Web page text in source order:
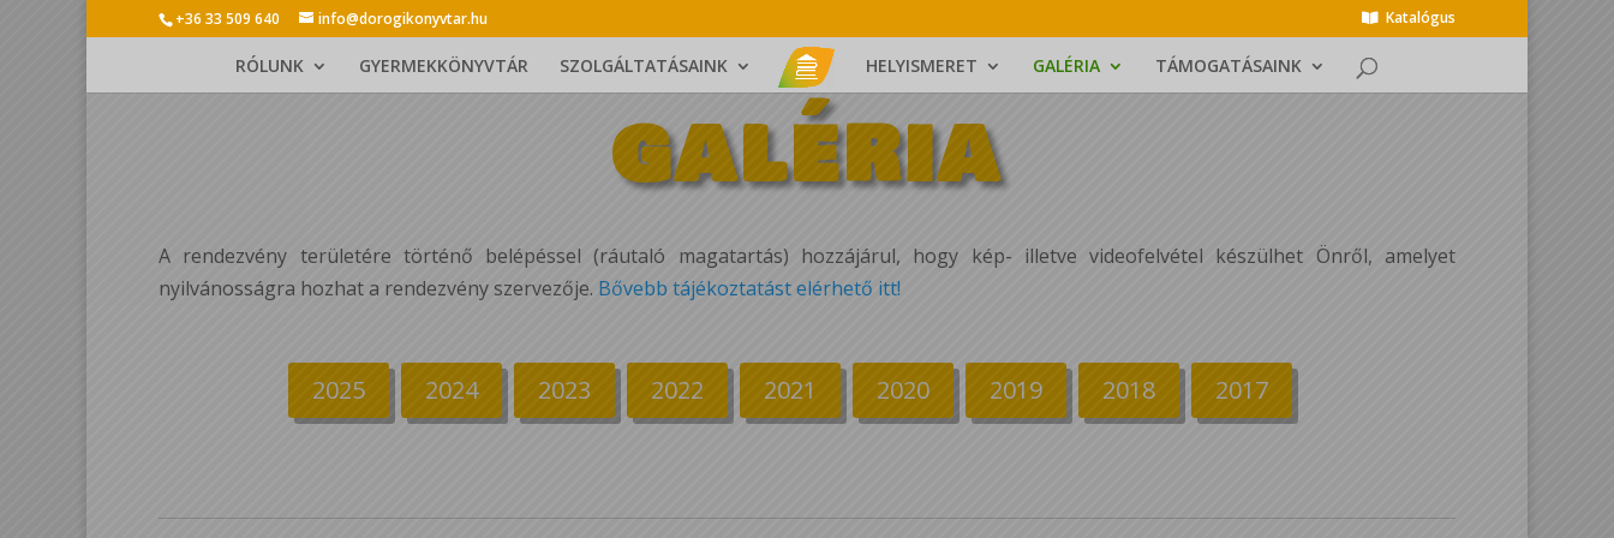
+36 33 509 640 info@dorogikonyvtar.hu Katalógus
RÓLUNK GYERMEKKÖNYVTÁR SZOLGÁLTATÁSAINK HELYISMERET GALÉRIA TÁMOGATÁSAINK
GALÉRIA
A rendezvény területére történő belépéssel (ráutaló magatartás) hozzájárul, hogy kép- illetve videofelvétel készülhet Önről, amelyet
nyilvánosságra hozhat a rendezvény szervezője. Bővebb tájékoztatást elérhető itt!
2025 2024 2023 2022 2021 2020 2019 2018 2017